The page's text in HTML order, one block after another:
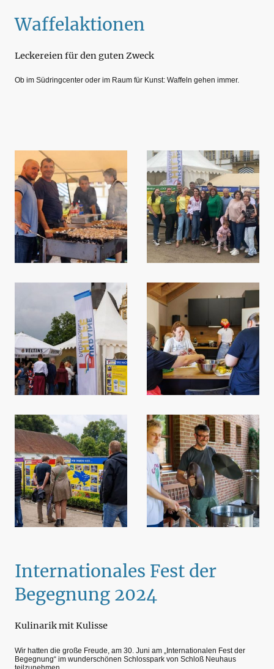
Waffelaktionen
Leckereien für den guten Zweck
Ob im Südringcenter oder im Raum für Kunst: Waffeln gehen immer.
Internationales Fest der
Begegnung 2024
Kulinarik mit Kulisse
Wir hatten die große Freude, am 30. Juni am „Internationalen Fest der
Begegnung“ im wunderschönen Schlosspark von Schloß Neuhaus